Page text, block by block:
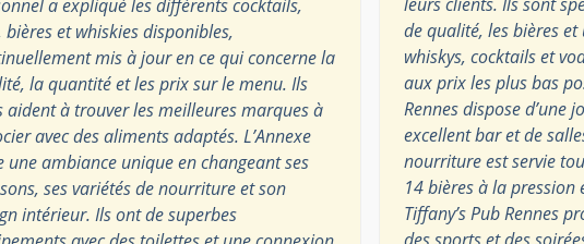
a expliqué les différents cocktails,
bières et whiskies disponibles,
mis à jour en ce qui concerne la
la quantité et les prix sur le menu. Ils
aident à trouver les meilleures marques à
avec des aliments adaptés. L’Annexe
une ambiance unique en changeant ses
ses variétés de nourriture et son
intérieur. Ils ont de superbes
de qualité, les bières
whiskys, cocktails et
aux prix les plus bas
Rennes dispose d’une
excellent bar et de
nourriture est servie
14 bières à la pression
Tiffany’s Pub Rennes